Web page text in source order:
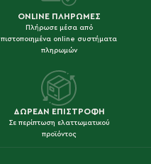
ONLINE ΠΛΗΡΩΜΕΣ
Πλήρωσε μέσα από
πιστοποιημένα online συστήματα
πληρωμών
ΔΩΡΕΑΝ ΕΠΙΣΤΡΟΦΗ
Σε περίπτωση ελαττωματικού
προϊόντος